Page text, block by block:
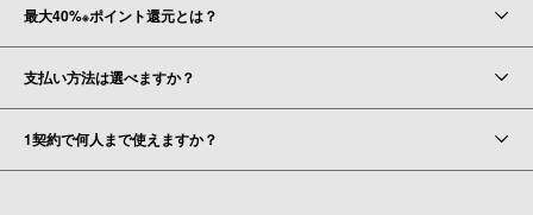
最大40%※ポイント還元とは？
支払い方法は選べますか？
1契約で何人まで使えますか？